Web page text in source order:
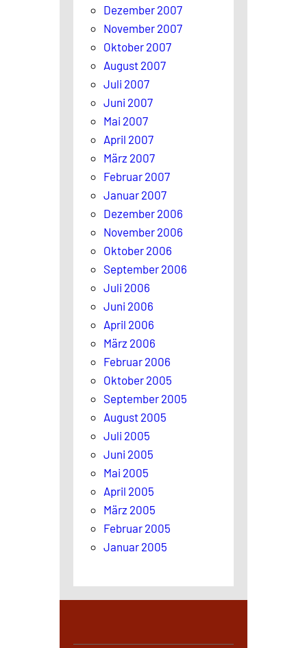
Dezember 2007
November 2007
Oktober 2007
August 2007
Juli 2007
Juni 2007
Mai 2007
April 2007
März 2007
Februar 2007
Januar 2007
Dezember 2006
November 2006
Oktober 2006
September 2006
Juli 2006
Juni 2006
April 2006
März 2006
Februar 2006
Oktober 2005
September 2005
August 2005
Juli 2005
Juni 2005
Mai 2005
April 2005
März 2005
Februar 2005
Januar 2005